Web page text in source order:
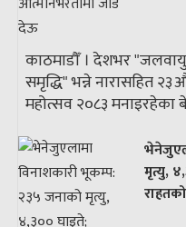
काठमाडौँ । देशभर
समृद्धि" भन्ने नारासहित
महोत्सव २०८३
मृत्यु,